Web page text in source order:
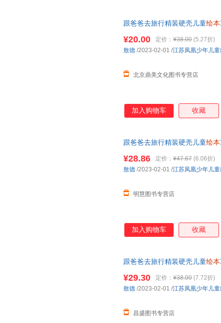
跟爸爸去旅行精装硬壳儿童绘本
¥20.00 定价： ¥38.00 (5.27折)
北京鼎美文化图书专营店
敖德 /2023-02-01 /江苏凤凰少年儿
加入购物车 收藏
跟爸爸去旅行精装硬壳儿童绘本
¥28.86 定价： ¥47.67 (6.06折)
明慧图书专营店
敖德 /2023-02-01 /江苏凤凰少年儿
加入购物车 收藏
跟爸爸去旅行精装硬壳儿童绘本
¥29.30 定价： ¥38.00 (7.72折)
昌盛图书专营店
敖德 /2023-02-01 /江苏凤凰少年儿